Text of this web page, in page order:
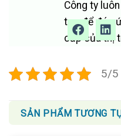
Công ty
tạo để đáp
cấp của thị
5/5
SẢN PHẨM TƯƠNG